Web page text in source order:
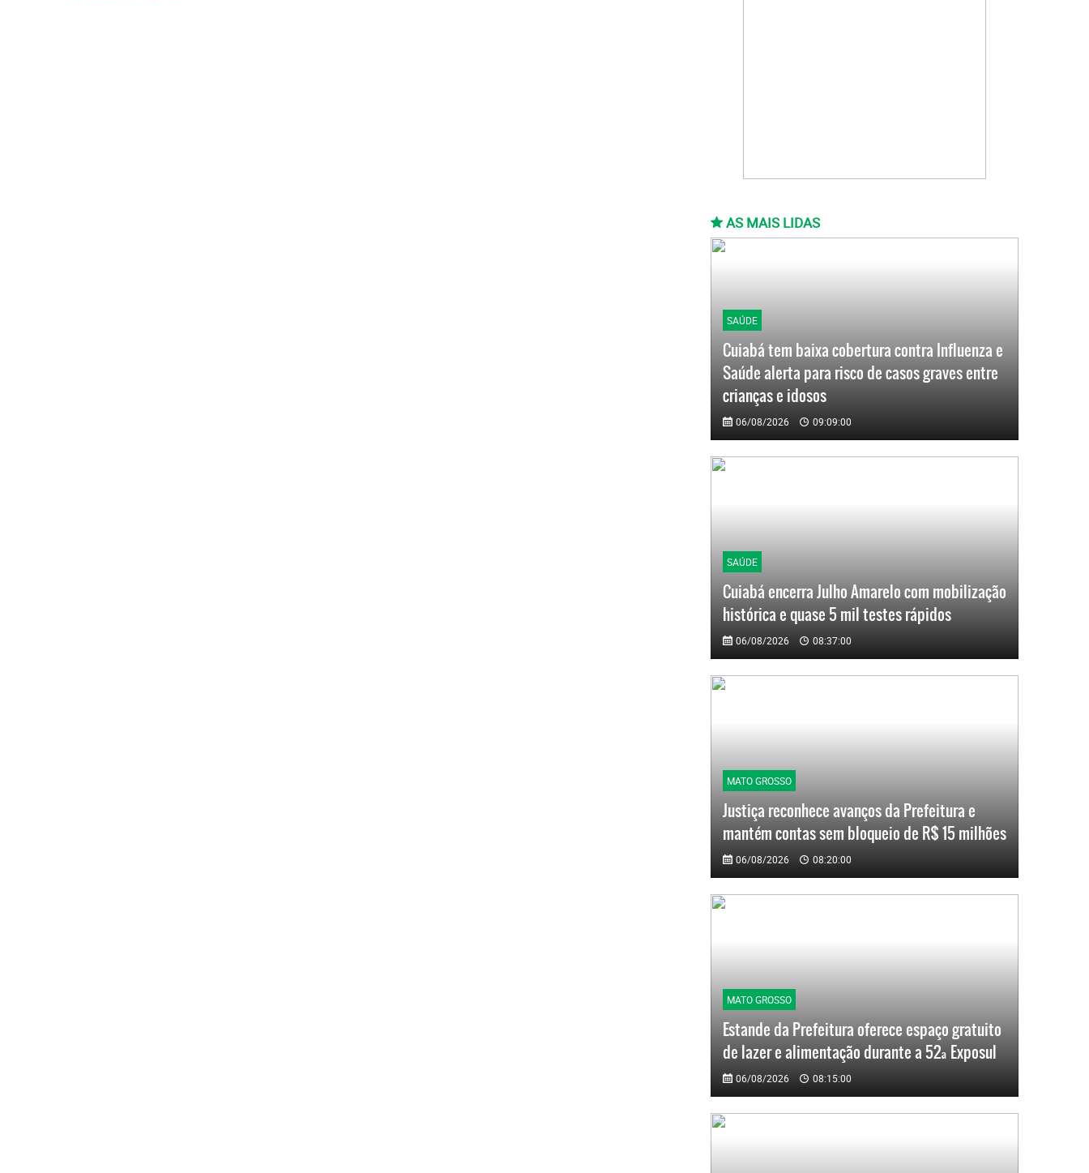
AS MAIS LIDAS
SAÚDE
Cuiabá tem baixa cobertura contra Influenza e
Saúde alerta para risco de casos graves entre
crianças e idosos
06/08/2026 09:09:00
SAÚDE
Cuiabá encerra Julho Amarelo com mobilização
histórica e quase 5 mil testes rápidos
06/08/2026 08:37:00
MATO GROSSO
Justiça reconhece avanços da Prefeitura e
mantém contas sem bloqueio de R$ 15 milhões
06/08/2026 08:20:00
MATO GROSSO
Estande da Prefeitura oferece espaço gratuito
de lazer e alimentação durante a 52ª Exposul
06/08/2026 08:15:00